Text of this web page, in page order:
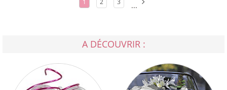
1 2 3 ...
A DÉCOUVRIR :